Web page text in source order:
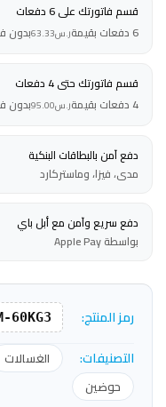
قسم فاتورتك على 6 دفعات
6 دفعات بقيمة
ر.س63.33بدون
قسم فاتورتك حتى 4 دفعات
4 دفعات بقيمة
ر.س95.00بدون
دفع آمن بالبطاقات البنكية
مدى، فيزا، وماستركارد
دفع سريع وآمن مع أبل باي
بواسطة Apple Pay
رمز المنتج: 60KG3
التصنيفات: الغسالات
حوضين